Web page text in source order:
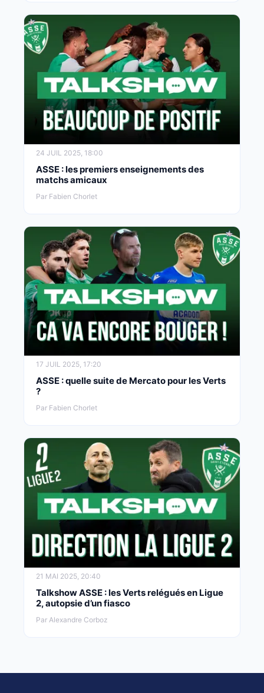
24 JUIL 2025, 18:00
ASSE : les premiers enseignements des
matchs amicaux
Par Fabien Chorlet
17 JUIL 2025, 17:20
ASSE : quelle suite de Mercato pour les Verts
?
Par Fabien Chorlet
21 MAI 2025, 20:40
Talkshow ASSE : les Verts relégués en Ligue
2, autopsie d’un fiasco
Par Alexandre Corboz